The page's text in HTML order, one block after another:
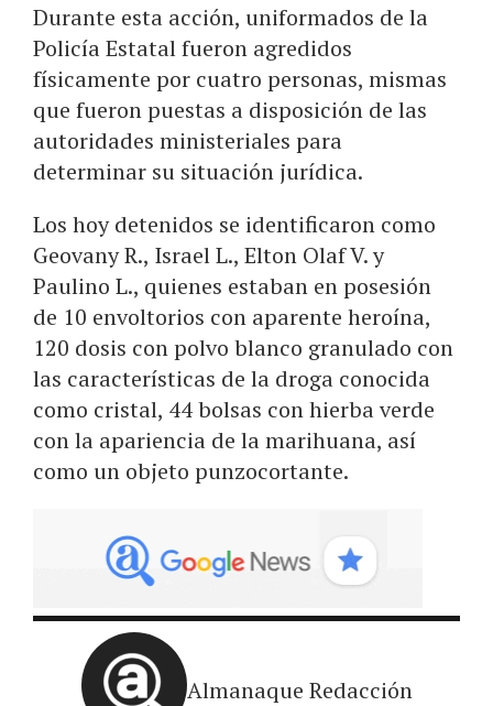
Durante esta acción, uniformados de la
Policía Estatal fueron agredidos
físicamente por cuatro personas, mismas
que fueron puestas a disposición de las
autoridades ministeriales para
determinar su situación jurídica.
Los hoy detenidos se identificaron como
Geovany R., Israel L., Elton Olaf V. y
Paulino L., quienes estaban en posesión
de 10 envoltorios con aparente heroína,
120 dosis con polvo blanco granulado con
las características de la droga conocida
como cristal, 44 bolsas con hierba verde
con la apariencia de la marihuana, así
como un objeto punzocortante.
Almanaque Redacción